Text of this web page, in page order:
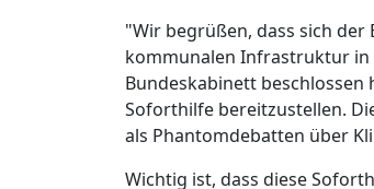
"Wir begrüßen, dass sich
kommunalen Infrastruktur in
Bundeskabinett beschlossen
Soforthilfe bereitzustellen.
als Phantomdebatten über
Wichtig ist, dass diese